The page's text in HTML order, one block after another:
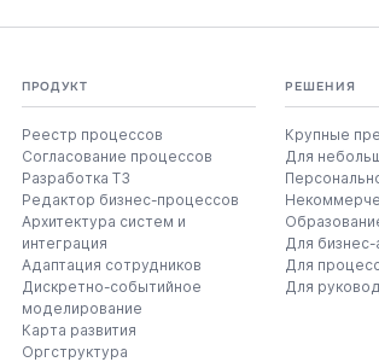
ПРОДУКТ
Реестр процессов
Согласование процессов
Разработка ТЗ
Редактор бизнес-процессов
Архитектура систем и
интеграция
Адаптация сотрудников
Дискретно-событийное
моделирование
Карта развития
Оргструктура
РЕШЕНИЯ
Крупные
Для
Для бизнес-
Для
Для